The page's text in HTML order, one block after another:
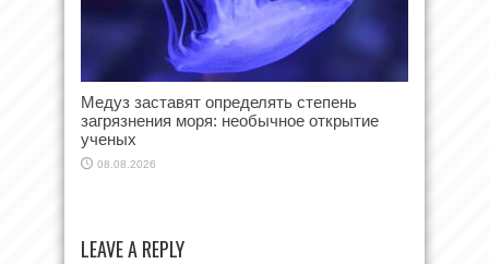
Медуз заставят определять степень
загрязнения моря: необычное открытие
ученых
08.08.2026
LEAVE A REPLY